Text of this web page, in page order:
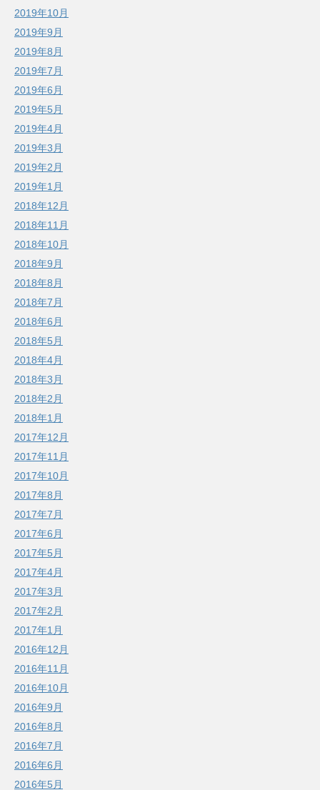
2019年10月
2019年9月
2019年8月
2019年7月
2019年6月
2019年5月
2019年4月
2019年3月
2019年2月
2019年1月
2018年12月
2018年11月
2018年10月
2018年9月
2018年8月
2018年7月
2018年6月
2018年5月
2018年4月
2018年3月
2018年2月
2018年1月
2017年12月
2017年11月
2017年10月
2017年8月
2017年7月
2017年6月
2017年5月
2017年4月
2017年3月
2017年2月
2017年1月
2016年12月
2016年11月
2016年10月
2016年9月
2016年8月
2016年7月
2016年6月
2016年5月